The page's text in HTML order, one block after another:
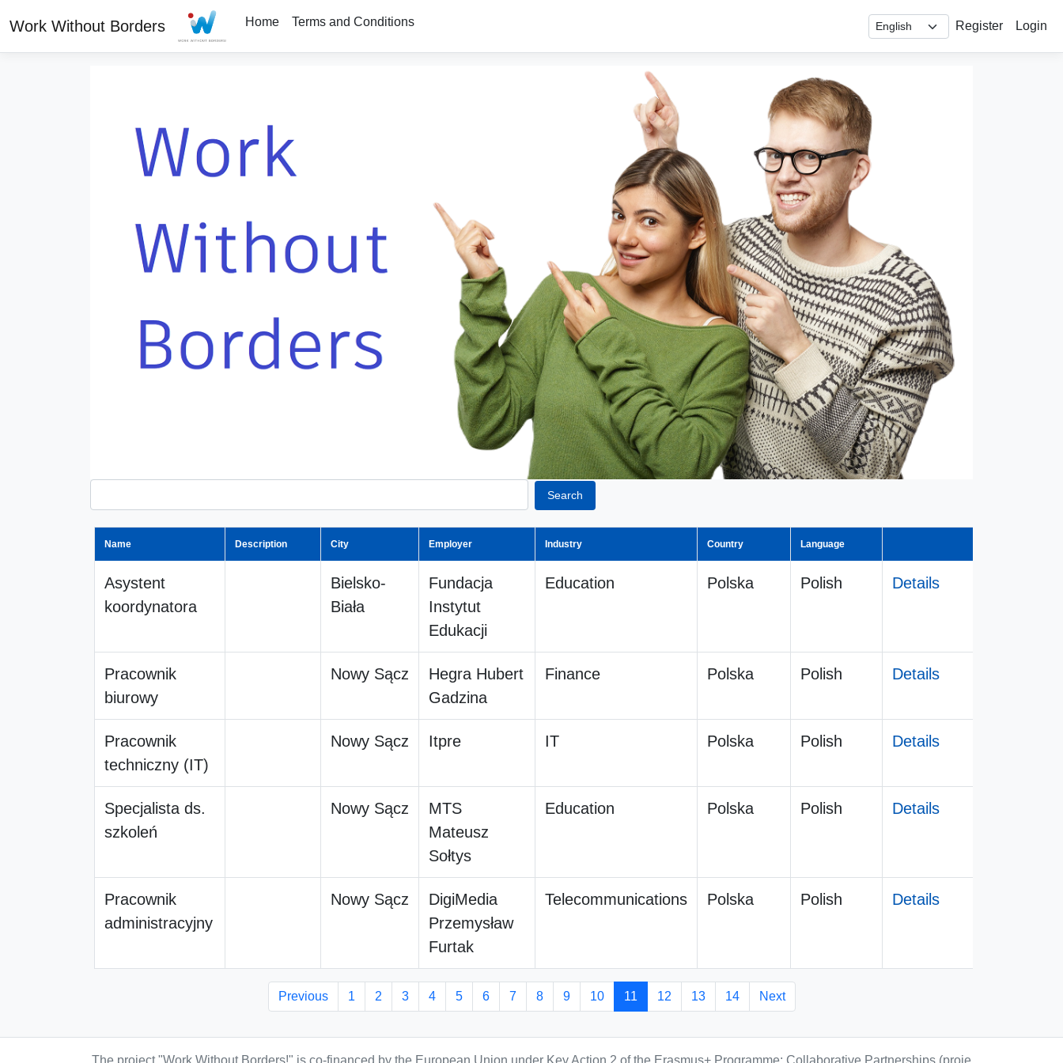
Work Without Borders Home Terms and Conditions Register Login
Search
Name Description City Employer Industry Country Language
Asystent
koordynatora
Bielsko-
Biała
Fundacja
Instytut
Edukacji
Education Polska Polish Details
Pracownik
biurowy
Nowy Sącz
Hegra Hubert
Gadzina
Finance Polska Polish Details
Pracownik
techniczny (IT)
Nowy Sącz Itpre IT Polska Polish Details
Specjalista ds.
szkoleń
Nowy Sącz
MTS
Mateusz
Sołtys
Education Polska Polish Details
Pracownik
administracyjny
Nowy Sącz
DigiMedia
Przemysław
Furtak
Telecommunications Polska Polish Details
Previous 1 2 3 4 5 6 7 8 9 10 11 12 13 14 Next
The project "Work Without Borders!" is co-financed by the European Union under Key Action 2 of the Erasmus+ Programme: Collaborative Partnerships (proje